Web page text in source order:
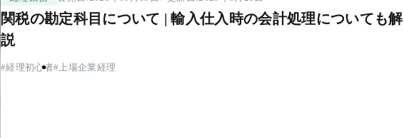
関税の勘定科目について | 輸入仕入時の会計処理についても解
説
経理初心者 上場企業経理